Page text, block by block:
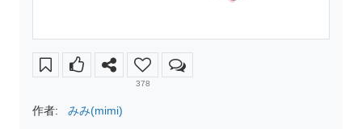
378
作者: みみ(mimi)